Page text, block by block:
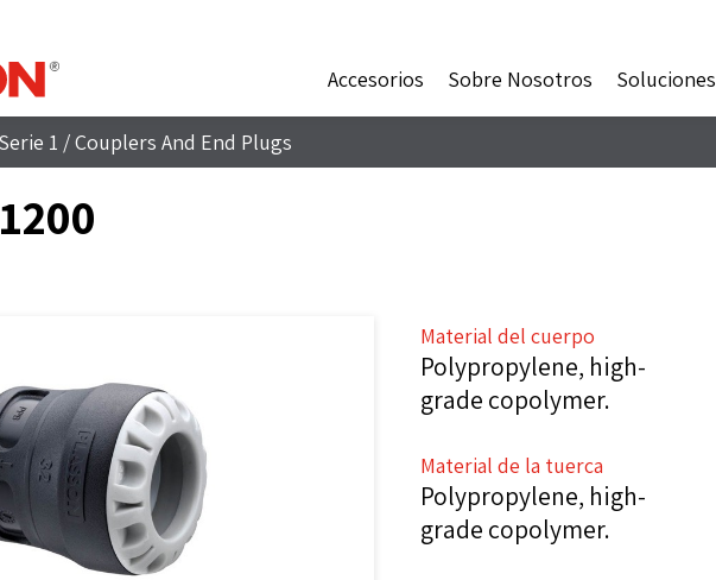
Accesorios
Sobre Nosotros Soluciones
Serie 1 /Couplers And End Plugs
Material del cuerpo
Polypropylene, high-
grade copolymer.
Material de la tuerca
Polypropylene, high-
grade copolymer.